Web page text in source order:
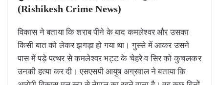
(Rishikesh Crime News)
विकास ने बताया कि शराब पीने के बाद कमलेश्वर और उसका
किसी बात को लेकर झगड़ा हो गया था। गुस्से में आकर उसने
पास में पड़े पत्थर से कमलेश्वर भट्ट के चेहरे व सिर को कुचलकर
उनकी हत्या कर दी। एसएसपी आयुष अग्रवाल ने बताया कि